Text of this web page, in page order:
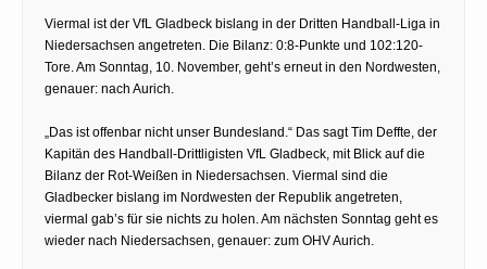
Viermal ist der VfL Gladbeck bislang in der Dritten Handball-Liga in
Niedersachsen angetreten. Die Bilanz: 0:8-Punkte und 102:120-
Tore. Am Sonntag, 10. November, geht’s erneut in den Nordwesten,
genauer: nach Aurich.
„Das ist offenbar nicht unser Bundesland.“ Das sagt Tim Deffte, der
Kapitän des Handball-Drittligisten VfL Gladbeck, mit Blick auf die
Bilanz der Rot-Weißen in Niedersachsen. Viermal sind die
Gladbecker bislang im Nordwesten der Republik angetreten,
viermal gab’s für sie nichts zu holen. Am nächsten Sonntag geht es
wieder nach Niedersachsen, genauer: zum OHV Aurich.